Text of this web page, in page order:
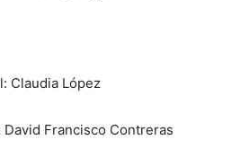
Claudia López
David Francisco Contreras